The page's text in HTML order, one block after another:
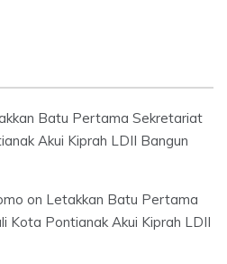
Batu Pertama Sekretariat
Akui Kiprah LDII Bangun
on Letakkan Batu Pertama
Kota Pontianak Akui Kiprah LDII